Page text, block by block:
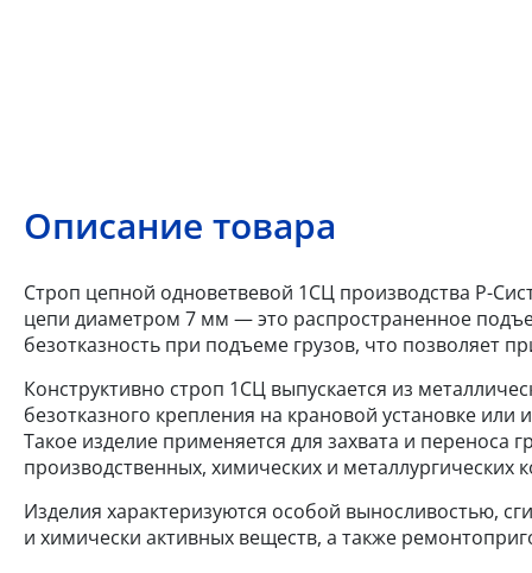
Описание товара
Строп цепной одноветвевой 1СЦ производства Р-
цепи диаметром 7 мм — это распространенное
безотказность при подъеме грузов, что позволяет
Конструктивно строп 1СЦ выпускается из
безотказного крепления на крановой установке
Такое изделие применяется для захвата и переноса
производственных, химических и металлургических
Изделия характеризуются особой выносливостью,
и химически активных веществ, а также